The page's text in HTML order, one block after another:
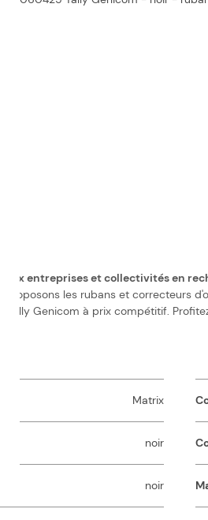
aux entreprises et collectivités en
proposons les rubans et
Genicom à prix compétitif.
Matrix
noir
noir